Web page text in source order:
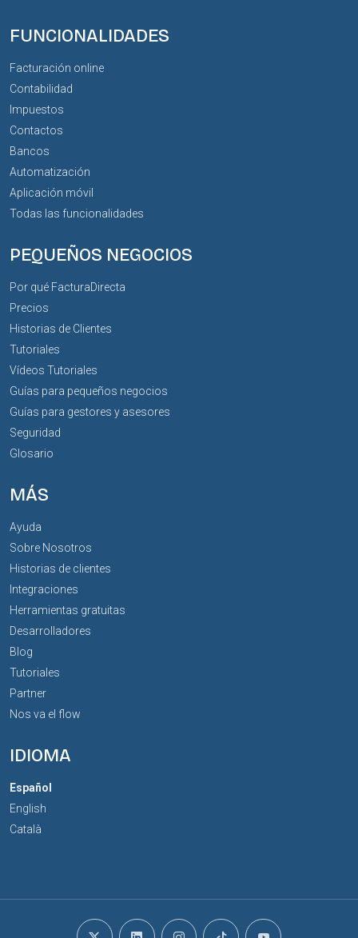
FUNCIONALIDADES
Facturación online
Contabilidad
Impuestos
Contactos
Bancos
Automatización
Aplicación móvil
Todas las funcionalidades
PEQUEÑOS NEGOCIOS
Por qué FacturaDirecta
Precios
Historias de Clientes
Tutoriales
Vídeos Tutoriales
Guías para pequeños negocios
Guías para gestores y asesores
Seguridad
Glosario
MÁS
Ayuda
Sobre Nosotros
Historias de clientes
Integraciones
Herramientas gratuitas
Desarrolladores
Blog
Tutoriales
Partner
Nos va el flow
IDIOMA
Español
English
Català